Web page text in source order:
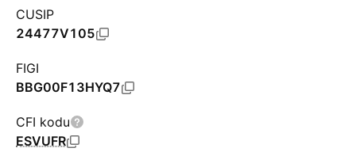
CUSIP
24477V105
FIGI
BBG00F13HYQ7
CFI kodu
ESVUFR